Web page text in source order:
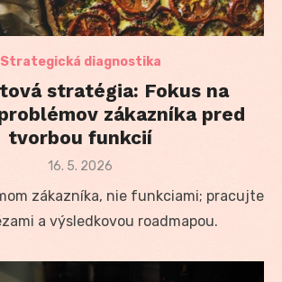
Strategická diagnostika
stratégia: Fokus na
zákazníka pred
tvorbou funkcií
Posted
16. 5. 2026
zákazníka, nie funkciami; pracujte
a výsledkovou roadmapou.